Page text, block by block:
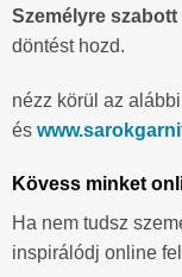
Személyre
döntést hozd.
nézz körül az
és
Kövess minket
Ha nem tudsz
inspirálódj online